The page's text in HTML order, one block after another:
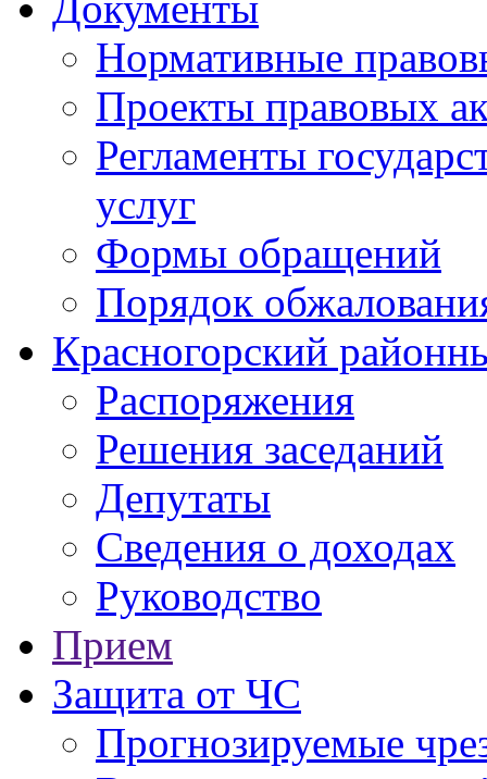
Нормативные
Проекты правовых
Регламенты
услуг
Формы обращений
Порядок
Красногорский
Распоряжения
Решения заседаний
Депутаты
Сведения о доходах
Руководство
Прием
Защита от ЧС
Прогнозируемые